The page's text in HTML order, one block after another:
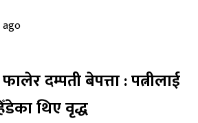
ago
दम्पती बेपत्ता : पत्नीलाई
थिए वृद्ध